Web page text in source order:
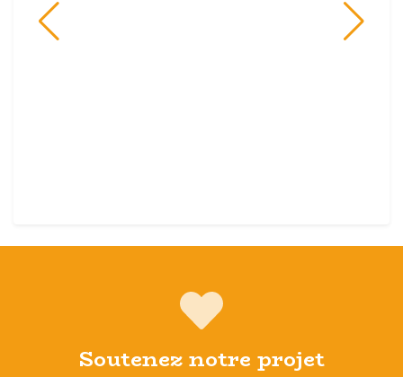
Soutenez notre projet